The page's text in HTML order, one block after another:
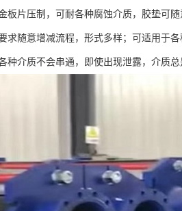
片压制，可耐各种腐蚀介质，胶垫可随
随意增减流程，形式多样；可适用于各
介质不会串通，即使出现泄露，介质总